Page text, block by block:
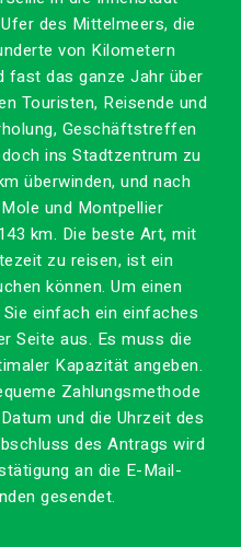
des Mittelmeers, die
von Kilometern
fast das ganze Jahr über
Touristen, Reisende und
Geschäftstreffen
ins Stadtzentrum zu
überwinden, und nach
und Montpellier
km. Die beste Art, mit
zu reisen, ist ein
können. Um einen
einfach ein einfaches
Seite aus. Es muss die
Kapazität angeben.
Zahlungsmethode
und die Uhrzeit des
des Antrags wird
an die E-Mail-
gesendet.